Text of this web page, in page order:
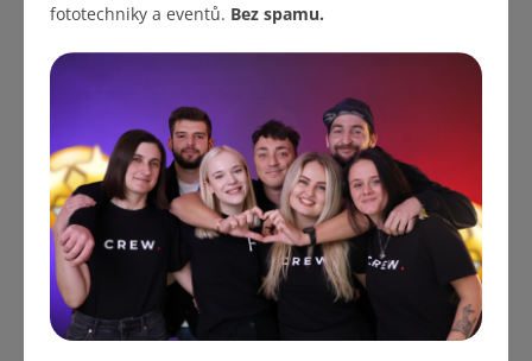
LED Osvětlení Fractal
Lights Hlavice Disco
Hlava RGBW 110W
DMX a Jiné Ovládání
Skladem v Praze, ihned k
Sedací Vak Pear Do
Fotostudia Event
FatBoy 140x100x25cm
Výběr Variant
Do 7 dní
fototechniky a eventů. Bez spamu.